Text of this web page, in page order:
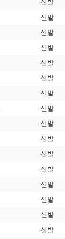
신발
신발
신발
신발
신발
신발
신발
신발
신발
신발
신발
신발
신발
신발
신발
신발